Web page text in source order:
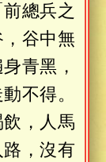
總兵之
谷中無
青黑，
不得。
，人馬
，沒有